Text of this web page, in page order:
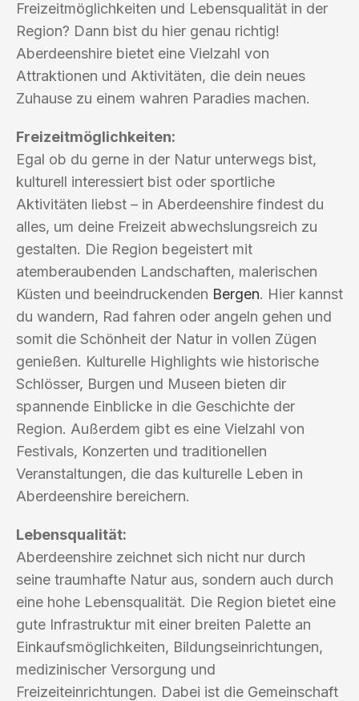
Freizeitmöglichkeiten und Lebensqualität in der
Region? Dann bist du hier genau richtig!
Aberdeenshire bietet eine Vielzahl von
Attraktionen und Aktivitäten, die dein neues
Zuhause zu einem wahren Paradies machen.
Freizeitmöglichkeiten:
Egal ob du gerne in der Natur unterwegs bist,
kulturell interessiert bist oder sportliche
Aktivitäten liebst – in Aberdeenshire findest du
alles, um deine Freizeit abwechslungsreich zu
gestalten. Die Region begeistert mit
atemberaubenden Landschaften, malerischen
Küsten und beeindruckenden Bergen. Hier kannst
du wandern, Rad fahren oder angeln gehen und
somit die Schönheit der Natur in vollen Zügen
genießen. Kulturelle Highlights wie historische
Schlösser, Burgen und Museen bieten dir
spannende Einblicke in die Geschichte der
Region. Außerdem gibt es eine Vielzahl von
Festivals, Konzerten und traditionellen
Veranstaltungen, die das kulturelle Leben in
Aberdeenshire bereichern.
Lebensqualität:
Aberdeenshire zeichnet sich nicht nur durch
seine traumhafte Natur aus, sondern auch durch
eine hohe Lebensqualität. Die Region bietet eine
gute Infrastruktur mit einer breiten Palette an
Einkaufsmöglichkeiten, Bildungseinrichtungen,
medizinischer Versorgung und
Freizeiteinrichtungen. Dabei ist die Gemeinschaft